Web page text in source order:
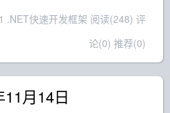
.NET快速开发框架 阅读(248) 评
论(0) 推荐(0)
11月14日